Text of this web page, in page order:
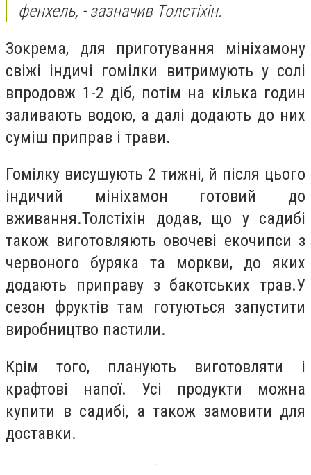
фенхель, - зазначив Толстіхін.
Зокрема, для приготування мініхамону
свіжі індичі гомілки витримують у солі
впродовж 1-2 діб, потім на кілька годин
заливають водою, а далі додають до них
суміш приправ і трави.
Гомілку висушують 2 тижні, й після цього
індичий мініхамон готовий до
вживання.Толстіхін додав, що у садибі
також виготовляють овочеві екочипси з
червоного буряка та моркви, до яких
додають приправу з бакотських трав.У
сезон фруктів там готуються запустити
виробництво пастили.
Крім того, планують виготовляти і
крафтові напої. Усі продукти можна
купити в садибі, а також замовити для
доставки.